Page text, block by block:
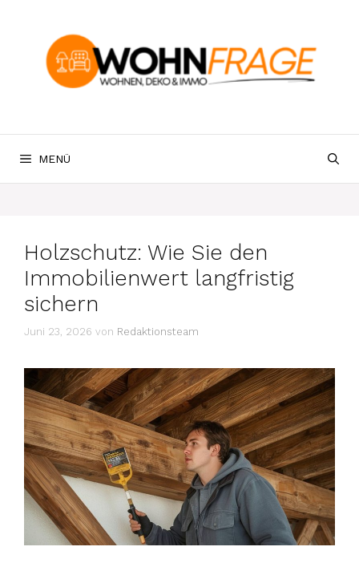
springen
MENÜ
Holzschutz: Wie Sie den
Immobilienwert langfristig
sichern
Juni 23, 2026 von Redaktionsteam